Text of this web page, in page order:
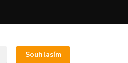
Souhlasím